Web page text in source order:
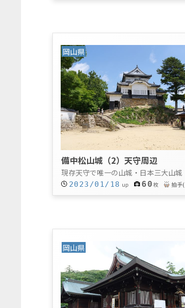
岡山県
備中松山城（2）天守周辺
現存天守で唯一の山城・日本三大山城
2023/01/18 up 60枚 拍手(
岡山県